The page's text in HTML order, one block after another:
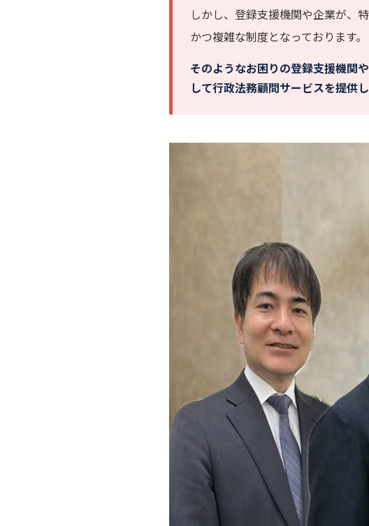
しかし、登録支援機関や企業が、
かつ複雑な制度となっております。
そのようなお困りの登録支援機関
して行政法務顧問サービスを提供